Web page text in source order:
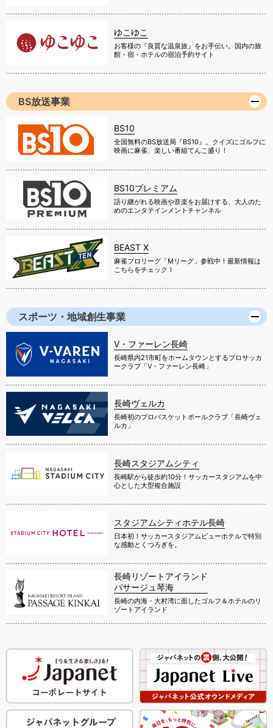
ゆこゆこ
お客様の『良質な温泉旅』をお手伝い。国内の旅
館・宿・ホテルの宿泊予約サイト
BS放送事業
BS10
全国無料のBS放送局『BS10』。クイズにゴルフに
映画に麻雀、楽しい番組てんこ盛り！
BS10プレミアム
語り継がれる映画や音楽をお届けする、大人のた
めのエンタテインメントチャンネル
BEAST X
麻雀プロリーグ「Mリーグ」参戦中！最新情報は
こちらをチェック！
スポーツ・地域創生事業
V・ファーレン長崎
長崎県内21市町をホームタウンとするプロサッカ
ークラブ「V・ファーレン長崎」
長崎ヴェルカ
長崎初のプロバスケットボールクラブ「長崎ヴェ
ルカ」
長崎スタジアムシティ
長崎駅から徒歩約10分！サッカースタジアムを中
心とした大型複合施設
スタジアムシティホテル長崎
日本初！サッカースタジアムビューホテルで特別
な感動とくつろぎを。
長崎リゾートアイランド
パサージュ琴海
長崎の内海・大村湾に面したゴルフ＆ホテルのリ
ゾートアイランド